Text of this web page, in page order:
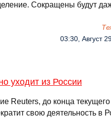
Сокращены будут
03:30, Август
уходит из России
Reuters, до конца текущего
свою деятельность в